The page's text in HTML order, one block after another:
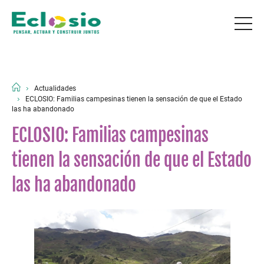
Actualidades
ECLOSIO: Familias campesinas tienen la sensación de que el Estado
las ha abandonado
ECLOSIO: Familias campesinas
tienen la sensación de que el Estado
las ha abandonado